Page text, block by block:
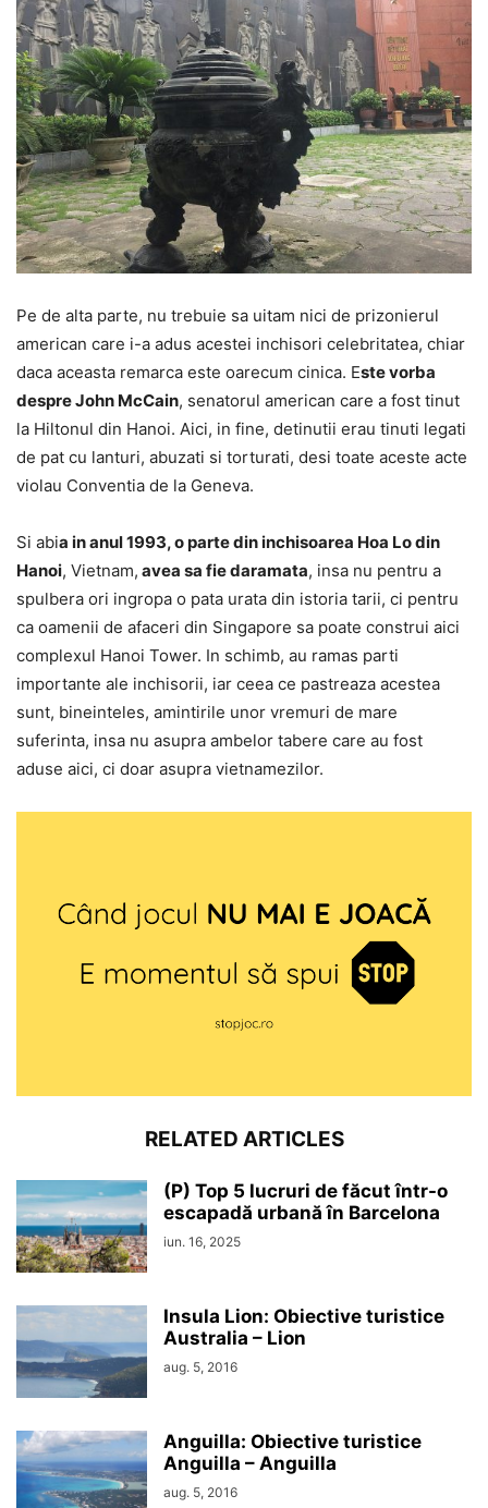
Pe de alta parte, nu trebuie sa uitam nici de prizonierul
american care i-a adus acestei inchisori celebritatea, chiar
daca aceasta remarca este oarecum cinica. Este vorba
despre John McCain, senatorul american care a fost tinut
la Hiltonul din Hanoi. Aici, in fine, detinutii erau tinuti legati
de pat cu lanturi, abuzati si torturati, desi toate aceste acte
violau Conventia de la Geneva.
Si abia in anul 1993, o parte din inchisoarea Hoa Lo din
Hanoi, Vietnam, avea sa fie daramata, insa nu pentru a
spulbera ori ingropa o pata urata din istoria tarii, ci pentru
ca oamenii de afaceri din Singapore sa poate construi aici
complexul Hanoi Tower. In schimb, au ramas parti
importante ale inchisorii, iar ceea ce pastreaza acestea
sunt, bineinteles, amintirile unor vremuri de mare
suferinta, insa nu asupra ambelor tabere care au fost
aduse aici, ci doar asupra vietnamezilor.
RELATED ARTICLES
(P) Top 5 lucruri de făcut într-o
escapadă urbană în Barcelona
iun. 16, 2025
Insula Lion: Obiective turistice
Australia – Lion
aug. 5, 2016
Anguilla: Obiective turistice
Anguilla – Anguilla
aug. 5, 2016